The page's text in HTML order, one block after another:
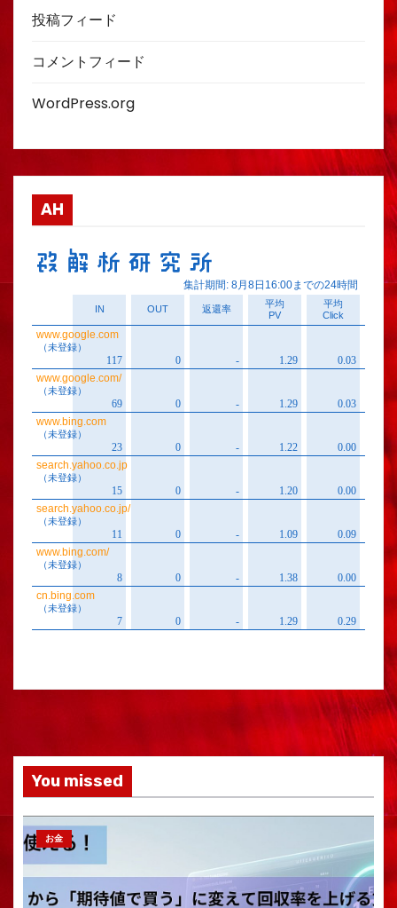
投稿フィード
コメントフィード
WordPress.org
AH
You missed
お金